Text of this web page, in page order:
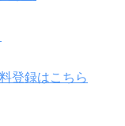
登録はこちら